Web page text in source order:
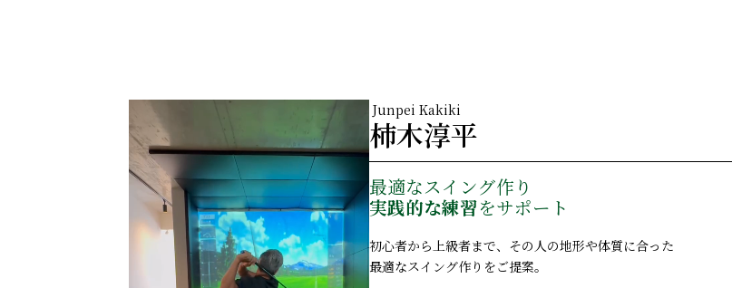
Junpei Kakiki
柿木淳平
最適なスイング作り
実践的な練習をサポート
初心者から上級者まで、その人の地形や体質に合った
最適なスイング作りをご提案。